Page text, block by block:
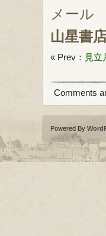
メール
山星書
« Prev： 見
Comments
Powered By